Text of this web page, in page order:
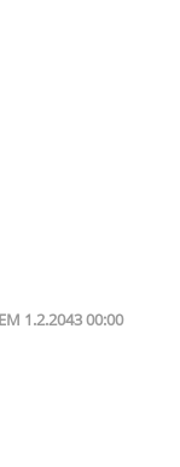
1.2.2043 00:00